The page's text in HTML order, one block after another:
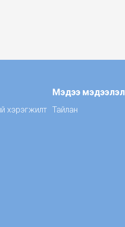
хэрэгжилт
Мэдээ мэдээлэл
Тайлан